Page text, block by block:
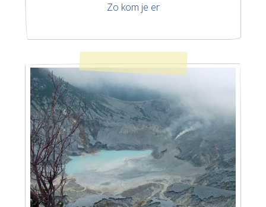
Zo kom je er